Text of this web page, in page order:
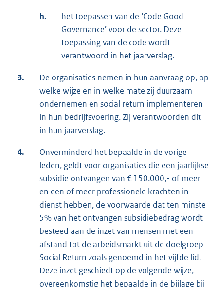
h.
het toepassen van de ‘Code Good
Governance’ voor de sector. Deze
toepassing van de code wordt
verantwoord in het jaarverslag.
3.
De organisaties nemen in hun aanvraag op, op
welke wijze en in welke mate zij duurzaam
ondernemen en social return implementeren
in hun bedrijfsvoering. Zij verantwoorden dit
in hun jaarverslag.
4.
Onverminderd het bepaalde in de vorige
leden, geldt voor organisaties die een jaarlijkse
subsidie ontvangen van € 150.000,- of meer
en een of meer professionele krachten in
dienst hebben, de voorwaarde dat ten minste
5% van het ontvangen subsidiebedrag wordt
besteed aan de inzet van mensen met een
afstand tot de arbeidsmarkt uit de doelgroep
Social Return zoals genoemd in het vijfde lid.
Deze inzet geschiedt op de volgende wijze,
overeenkomstig het bepaalde in de bijlage bij